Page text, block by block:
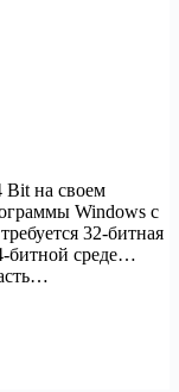
Bit на своем
Windows с
32-битная
битной среде…